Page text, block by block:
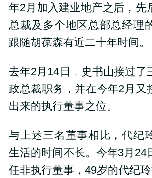
年2月加入建业地产之后，先
总裁及多个地区总部总经理
跟随胡葆森有近二十年时间。
去年2月14日，史书山接过了
政总裁职务，并在今年2月又
出来的执行董事之位。
与上述三名董事相比，代纪
生活的时间不长。今年3月24
任非执行董事，49岁的代纪玲